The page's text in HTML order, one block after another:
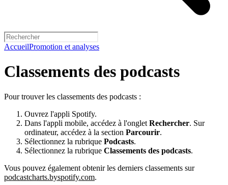
AccueilPromotion et analyses
Classements des podcasts
Pour trouver les classements des podcasts :
Ouvrez l'appli Spotify.
Dans l'appli mobile, accédez à l'onglet Rechercher. Sur
ordinateur, accédez à la section Parcourir.
Sélectionnez la rubrique Podcasts.
Sélectionnez la rubrique Classements des podcasts.
Vous pouvez également obtenir les derniers classements sur
podcastcharts.byspotify.com.